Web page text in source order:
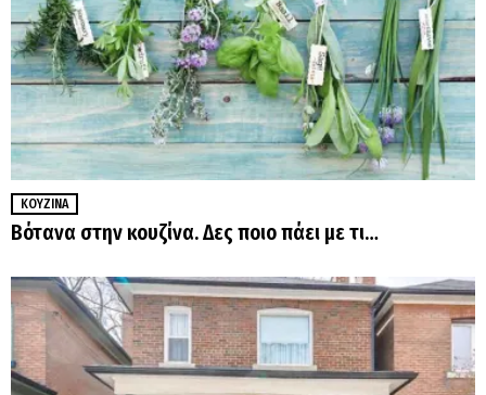
ΚΟΥΖΊΝΑ
Βότανα στην κουζίνα. Δες ποιο πάει με τι…